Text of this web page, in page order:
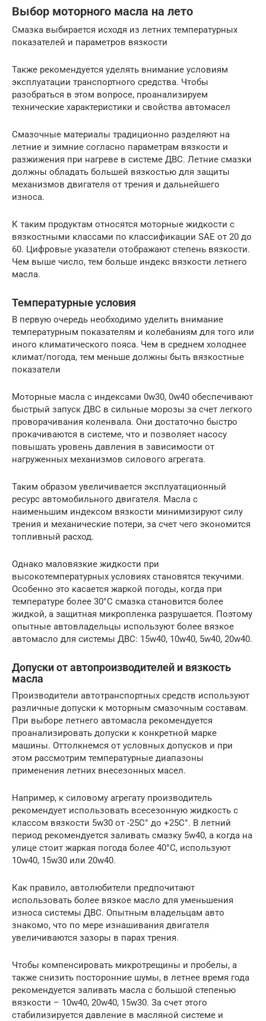
Выбор моторного масла на лето
Смазка выбирается исходя из летних температурных
показателей и параметров вязкости
Также рекомендуется уделять внимание условиям
эксплуатации транспортного средства. Чтобы
разобраться в этом вопросе, проанализируем
технические характеристики и свойства автомасел
Смазочные материалы традиционно разделяют на
летние и зимние согласно параметрам вязкости и
разжижения при нагреве в системе ДВС. Летние смазки
должны обладать большей вязкостью для защиты
механизмов двигателя от трения и дальнейшего
износа.
К таким продуктам относятся моторные жидкости с
вязкостными классами по классификации SAE от 20 до
60. Цифровые указатели отображают степень вязкости.
Чем выше число, тем больше индекс вязкости летнего
масла.
Температурные условия
В первую очередь необходимо уделить внимание
температурным показателям и колебаниям для того или
иного климатического пояса. Чем в среднем холоднее
климат/погода, тем меньше должны быть вязкостные
показатели
Моторные масла с индексами 0w30, 0w40 обеспечивают
быстрый запуск ДВС в сильные морозы за счет легкого
проворачивания коленвала. Они достаточно быстро
прокачиваются в системе, что и позволяет насосу
повышать уровень давления в зависимости от
нагруженных механизмов силового агрегата.
Таким образом увеличивается эксплуатационный
ресурс автомобильного двигателя. Масла с
наименьшим индексом вязкости минимизируют силу
трения и механические потери, за счет чего экономится
топливный расход.
Однако маловязкие жидкости при
высокотемпературных условиях становятся текучими.
Особенно это касается жаркой погоды, когда при
температуре более 30°C смазка становится более
жидкой, а защитная микропленка разрушается. Поэтому
опытные автовладельцы используют более вязкое
автомасло для системы ДВС: 15w40, 10w40, 5w40, 20w40.
Допуски от автопроизводителей и вязкость
масла
Производители автотранспортных средств используют
различные допуски к моторным смазочным составам.
При выборе летнего автомасла рекомендуется
проанализировать допуски к конкретной марке
машины. Оттолкнемся от условных допусков и при
этом рассмотрим температурные диапазоны
применения летних внесезонных масел.
Например, к силовому агрегату производитель
рекомендует использовать всесезонную жидкость с
классом вязкости 5w30 от -25C° до +25C°. В летний
период рекомендуется заливать смазку 5w40, а когда на
улице стоит жаркая погода более 40°C, используют
10w40, 15w30 или 20w40.
Как правило, автолюбители предпочитают
использовать более вязкое масло для уменьшения
износа системы ДВС. Опытным владельцам авто
знакомо, что по мере изнашивания двигателя
увеличиваются зазоры в парах трения.
Чтобы компенсировать микротрещины и пробелы, а
также снизить посторонние шумы, в летнее время года
рекомендуется заливать масла с большой степенью
вязкости – 10w40, 20w40, 15w30. За счет этого
стабилизируется давление в масляной системе и